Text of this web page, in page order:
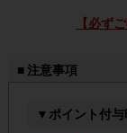
【必ず
■ 注意事項
▼ポイント付与